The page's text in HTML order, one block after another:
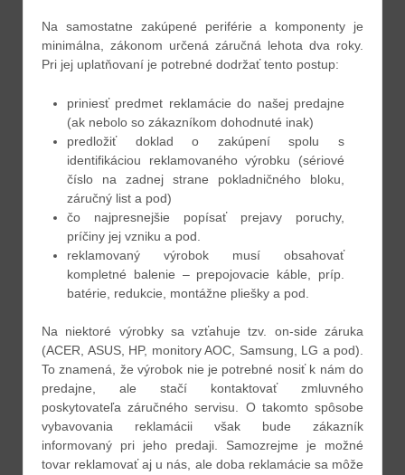
Na samostatne zakúpené periférie a komponenty je
minimálna, zákonom určená záručná lehota dva roky.
Pri jej uplatňovaní je potrebné dodržať tento postup:
priniesť predmet reklamácie do našej predajne
(ak nebolo so zákazníkom dohodnuté inak)
predložiť doklad o zakúpení spolu s
identifikáciou reklamovaného výrobku (sériové
číslo na zadnej strane pokladničného bloku,
záručný list a pod)
čo najpresnejšie popísať prejavy poruchy,
príčiny jej vzniku a pod.
reklamovaný výrobok musí obsahovať
kompletné balenie – prepojovacie káble, príp.
batérie, redukcie, montážne pliešky a pod.
Na niektoré výrobky sa vzťahuje tzv. on-side záruka
(ACER, ASUS, HP, monitory AOC, Samsung, LG a pod).
To znamená, že výrobok nie je potrebné nosiť k nám do
predajne, ale stačí kontaktovať zmluvného
poskytovateľa záručného servisu. O takomto spôsobe
vybavovania reklamácii však bude zákazník
informovaný pri jeho predaji. Samozrejme je možné
tovar reklamovať aj u nás, ale doba reklamácie sa môže